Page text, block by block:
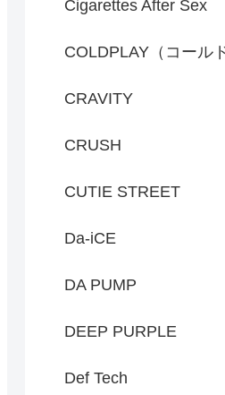
Cigarettes After Sex
COLDPLAY（コール
CRAVITY
CRUSH
CUTIE STREET
Da-iCE
DA PUMP
DEEP PURPLE
Def Tech